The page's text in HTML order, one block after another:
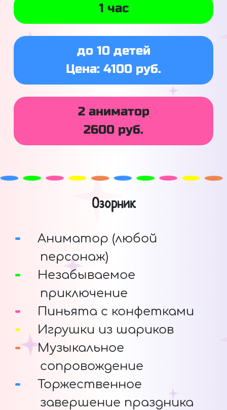
1 час
до 10 детей
Цена: 4100 руб.
2 аниматор
2600 руб.
Озорник
Аниматор (любой
персонаж)
Незабываемое
приключение
Пиньята с конфетками
Игрушки из шариков
Музыкальное
сопровождение
Торжественное
завершение праздника